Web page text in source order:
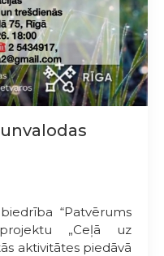
“Patvērums
„Ceļā uz
aktivitātes piedāvā